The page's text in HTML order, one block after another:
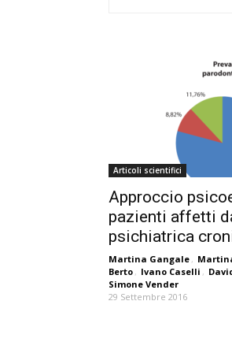
Articoli scientifici
Approccio
pazienti affetti
psichiatrica
Martina Gangale ,
Berto , Ivano Caselli ,
Simone Vender
29 Settembre 2016